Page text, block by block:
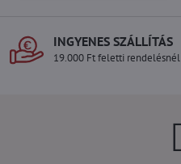
INGYENES SZÁLLÍTÁS
19.000 Ft feletti rendelésnél